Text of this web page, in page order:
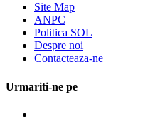
Site Map
ANPC
Politica SOL
Despre noi
Contacteaza-ne
Urmariti-ne pe